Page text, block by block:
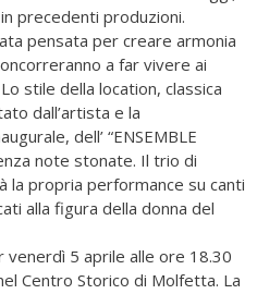
precedenti produzioni.
pensata per creare armonia
a far vivere ai
stile della location, classica
dall’artista e la
dell’ “ENSEMBLE
note stonate. Il trio di
la propria performance su canti
alla figura della donna del
venerdì 5 aprile alle ore 18.30
Centro Storico di Molfetta. La